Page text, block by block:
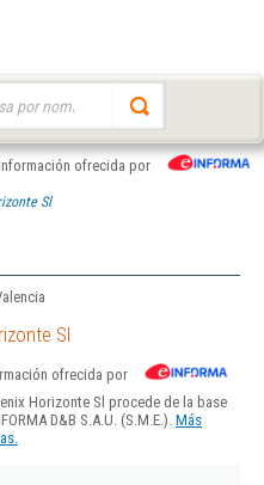
Información ofrecida por
Sl
Sl
ofrecida por
Horizonte Sl procede de la base
D&B S.A.U. (S.M.E.). Más